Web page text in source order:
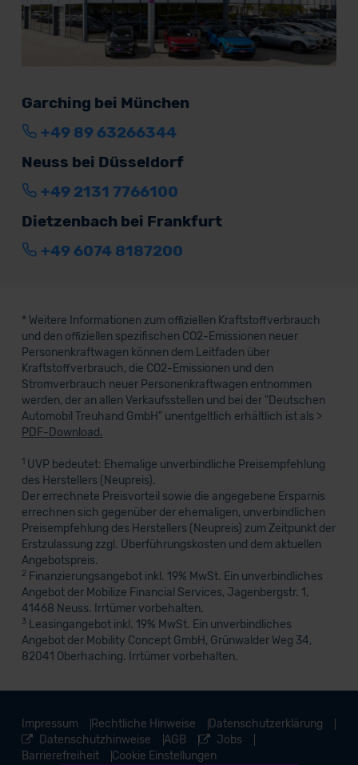
Garching bei München
+49 89 63266344
Neuss bei Düsseldorf
+49 2131 7766100
Dietzenbach bei Frankfurt
+49 6074 8187200
* Weitere Informationen zum offiziellen Kraftstoffverbrauch
und den offiziellen spezifischen CO2-Emissionen neuer
Personenkraftwagen können dem Leitfaden über
Kraftstoffverbrauch, die CO2-Emissionen und den
Stromverbrauch neuer Personenkraftwagen entnommen
werden, der an allen Verkaufsstellen und bei der "Deutschen
Automobil Treuhand GmbH" unentgeltlich erhältlich ist als >
PDF-Download.
1UVP bedeutet: Ehemalige unverbindliche Preisempfehlung
des Herstellers (Neupreis).
Der errechnete Preisvorteil sowie die angegebene Ersparnis
errechnen sich gegenüber der ehemaligen, unverbindlichen
Preisempfehlung des Herstellers (Neupreis) zum Zeitpunkt der
Erstzulassung zzgl. Überführungskosten und dem aktuellen
Angebotspreis.
2 Finanzierungsangebot inkl. 19% MwSt. Ein unverbindliches
Angebot der Mobilize Financial Services, Jagenbergstr. 1,
41468 Neuss. Irrtümer vorbehalten.
3Leasingangebot inkl. 19% MwSt. Ein unverbindliches
Angebot der Mobility Concept GmbH, Grünwalder Weg 34,
82041 Oberhaching. Irrtümer vorbehalten.
Impressum Rechtliche Hinweise
Datenschutzerklärung
Datenschutzhinweise
AGB
Jobs
Barrierefreiheit
Cookie Einstellungen